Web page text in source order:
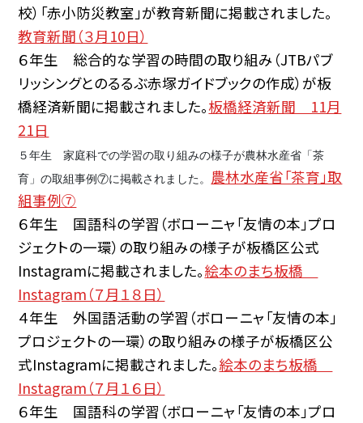
校）「赤小防災教室」が教育新聞に掲載されました。
教育新聞（３月10日）
６年生 総合的な学習の時間の取り組み（JTBパブ
リッシングとのるるぶ赤塚ガイドブックの作成）が板
橋経済新聞に掲載されました。板橋経済新聞 11月
21日
５年生 家庭科での学習の取り組みの様子が農林水産省「茶
育」の取組事例⑦に掲載されました。 農林水産省「茶育」取
組事例⑦
６年生 国語科の学習（ボローニャ「友情の本」プロ
ジェクトの一環）の取り組みの様子が板橋区公式
Instagramに掲載されました。絵本のまち板橋
Instagram（７月１８日）
４年生 外国語活動の学習（ボローニャ「友情の本」
プロジェクトの一環）の取り組みの様子が板橋区公
式Instagramに掲載されました。絵本のまち板橋
Instagram（７月１６日）
６年生 国語科の学習（ボローニャ「友情の本」プロ